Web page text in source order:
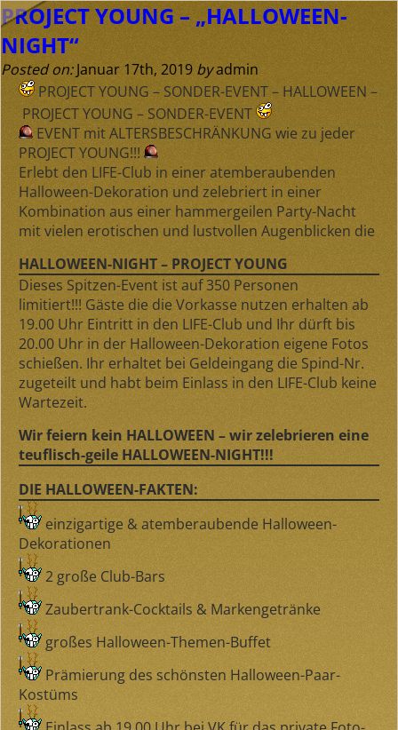
PROJECT YOUNG – „HALLOWEEN-
NIGHT“
Posted on:Januar 17th, 2019 byadmin
PROJECT YOUNG – SONDER-EVENT– HALLOWEEN –
PROJECT YOUNG – SONDER-EVENT
EVENT mit ALTERSBESCHRÄNKUNG wie zu jeder
PROJECT YOUNG!!!
Erlebt den LIFE-Club in einer atemberaubenden
Halloween-Dekoration und zelebriert in einer
Kombination aus einer hammergeilen Party-Nacht
mit vielen erotischen und lustvollen Augenblicken die
HALLOWEEN-NIGHT – PROJECT YOUNG
Dieses Spitzen-Event ist auf350 Personen
limitiert!!! Gäste die die Vorkasse nutzen erhalten ab
19.00 Uhr Eintritt in den LIFE-Club und Ihr dürft bis
20.00 Uhr in der Halloween-Dekoration eigene Fotos
schießen. Ihr erhaltet bei Geldeingang die Spind-Nr.
zugeteilt und habt beim Einlass in den LIFE-Club keine
Wartezeit.
Wir feiern kein HALLOWEEN – wir zelebrieren eine
teuflisch-geile HALLOWEEN-NIGHT!!!
DIE HALLOWEEN-FAKTEN:
einzigartige & atemberaubende Halloween-
Dekorationen
2 große Club-Bars
Zaubertrank-Cocktails & Markengetränke
großes Halloween-Themen-Buffet
Prämierung des schönsten Halloween-Paar-
Kostüms